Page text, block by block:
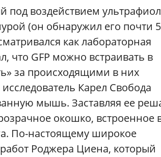
под воздействием
(он обнаружил его почти
как лабораторная
что GFP можно встраивать в
за происходящими в них
Карел Свобода
мышь. Заставляя ее
окошко, встроенное
По-настоящему широкое
Роджера Циена, который